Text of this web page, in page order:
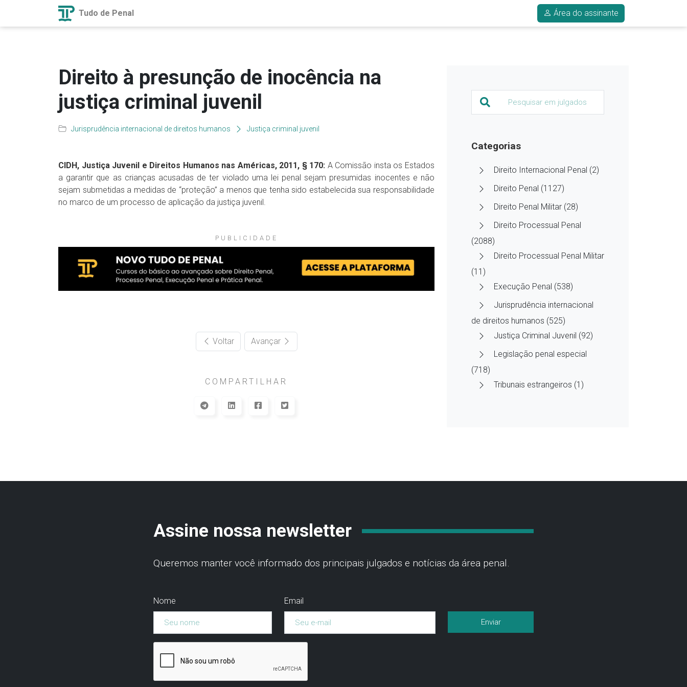
Tudo de Penal Área do assinante
Direito à presunção de inocência na
justiça criminal juvenil
Jurisprudência internacional de direitos humanos Justiça criminal juvenil
CIDH, Justiça Juvenil e Direitos Humanos nas Américas, 2011, § 170: A Comissão insta os Estados
a garantir que as crianças acusadas de ter violado uma lei penal sejam presumidas inocentes e não
sejam submetidas a medidas de “proteção” a menos que tenha sido estabelecida sua responsabilidade
no marco de um processo de aplicação da justiça juvenil.
PUBLICIDADE
Voltar Avançar
COMPARTILHAR
Categorias
Direito Internacional Penal (2)
Direito Penal (1127)
Direito Penal Militar (28)
Direito Processual Penal
(2088)
Direito Processual Penal Militar
(11)
Execução Penal (538)
Jurisprudência internacional
de direitos humanos (525)
Justiça Criminal Juvenil (92)
Legislação penal especial
(718)
Tribunais estrangeiros (1)
Assine nossa newsletter
Queremos manter você informado dos principais julgados e notícias da área penal.
Nome Email